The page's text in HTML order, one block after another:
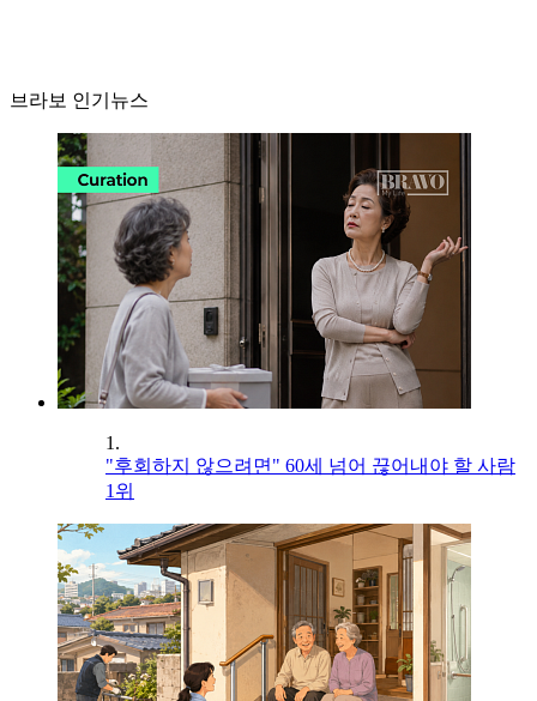
브라보 인기뉴스
1.
"후회하지 않으려면" 60세 넘어 끊어내야 할 사람
1위